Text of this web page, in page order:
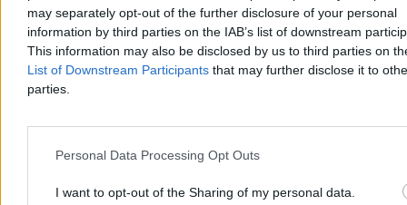
may separately opt-out of the further disclosure of your personal
information by third parties on the IAB’s list of downstream
This information may also be disclosed by us to third parties on
List of Downstream Participants that may further disclose it to
parties.
Personal Data Processing Opt Outs
I want to opt-out of the Sharing of my personal data.
Kasjan Owsianko
Dzisiaj 06:01
18 min